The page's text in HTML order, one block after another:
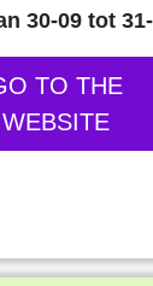
30-09 tot
TO THE
WEBSITE